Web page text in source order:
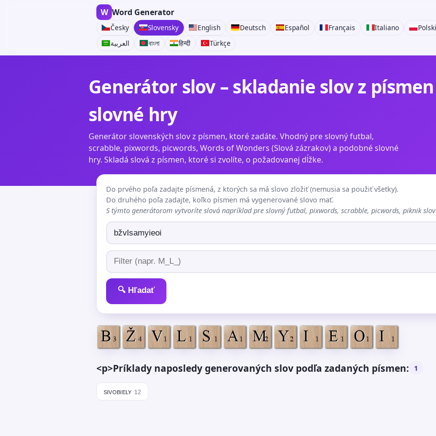
W Word Generator
Česky Slovensky English Deutsch Español Français Italiano
Polski
العربية
বাংলা हिन्दी Türkçe
Generátor slov – skladanie slov z
slovné hry
Generátor slovenských slov z písmen, ktoré zadáte. Vhodný pre slovný futbal,
scrabble, pixwords, picwords, Words of Wonders (Slová zázrakov) a podobné slovné
hry. Skladá slová z písmen, ktoré si zvolíte, o požadovanej dĺžke.
Do prvého poľa zadajte písmená, z ktorých sa má slovo zložiť (nemusia sa použiť všetky).
Do druhého poľa zadajte, koľko písmen má vygenerované slovo mať.
S týmto generátorom vytvoríte slová napríklad pre slovný futbal, pixwords, scrabble, picwords, piknik
🔍 Hľadať
<p>Príklady naposledy generovaných slov podľa zadaných písmen: 1
sivobiely 12